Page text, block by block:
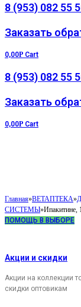
8 (953) 082 55
Заказать
0,00Р Cart
8 (953) 082 55
Заказать
0,00Р Cart
Главная»ВЕТАПТЕКА»
СИСТЕМЫ»Ипакитине,
ПОМОЩЬ В ВЫБОРЕ
Акции и скидки
Акции на коллекции
скидки оптовикам